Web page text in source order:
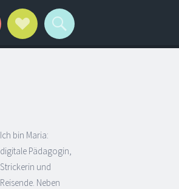
Ich bin Maria:
digitale Pädagogin,
Strickerin und
Reisende. Neben